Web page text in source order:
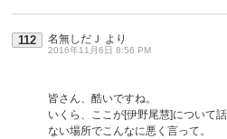
112 名無しだＪ より
2016年11月6日 8:56 PM
皆さん、酷いですね。
いくら、ここが[伊野尾慧]について
ない場所でこんなに悪く言って。